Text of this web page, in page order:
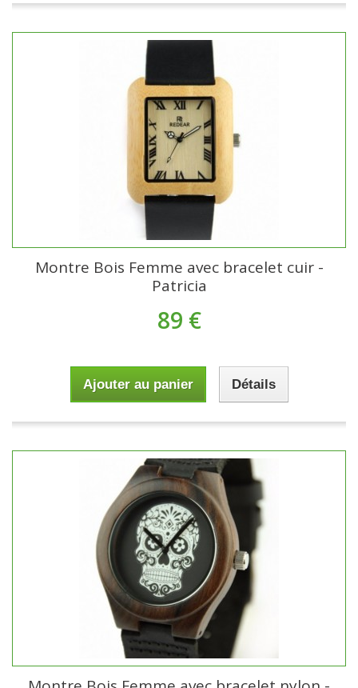
Montre Bois Femme avec bracelet cuir -
Patricia
89 €
Ajouter au panier Détails